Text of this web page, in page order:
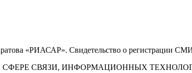
«РИАСАР». Свидетельство о регистрации
СФЕРЕ СВЯЗИ, ИНФОРМАЦИОННЫХ